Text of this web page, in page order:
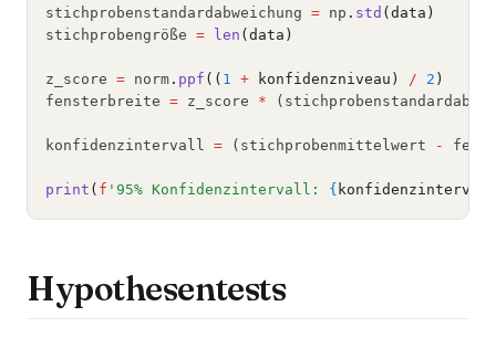
stichprobenstandardabweichung = np . std (data)
stichprobengröße = len (data)
z_score = norm . ppf (( 1 + konfidenzniveau) / 2 )
fensterbreite = z_score *
konfidenzintervall = (stichprobenmittelwert -
print ( f '95% Konfidenzintervall: { konfidenzintervall
Hypothesentests